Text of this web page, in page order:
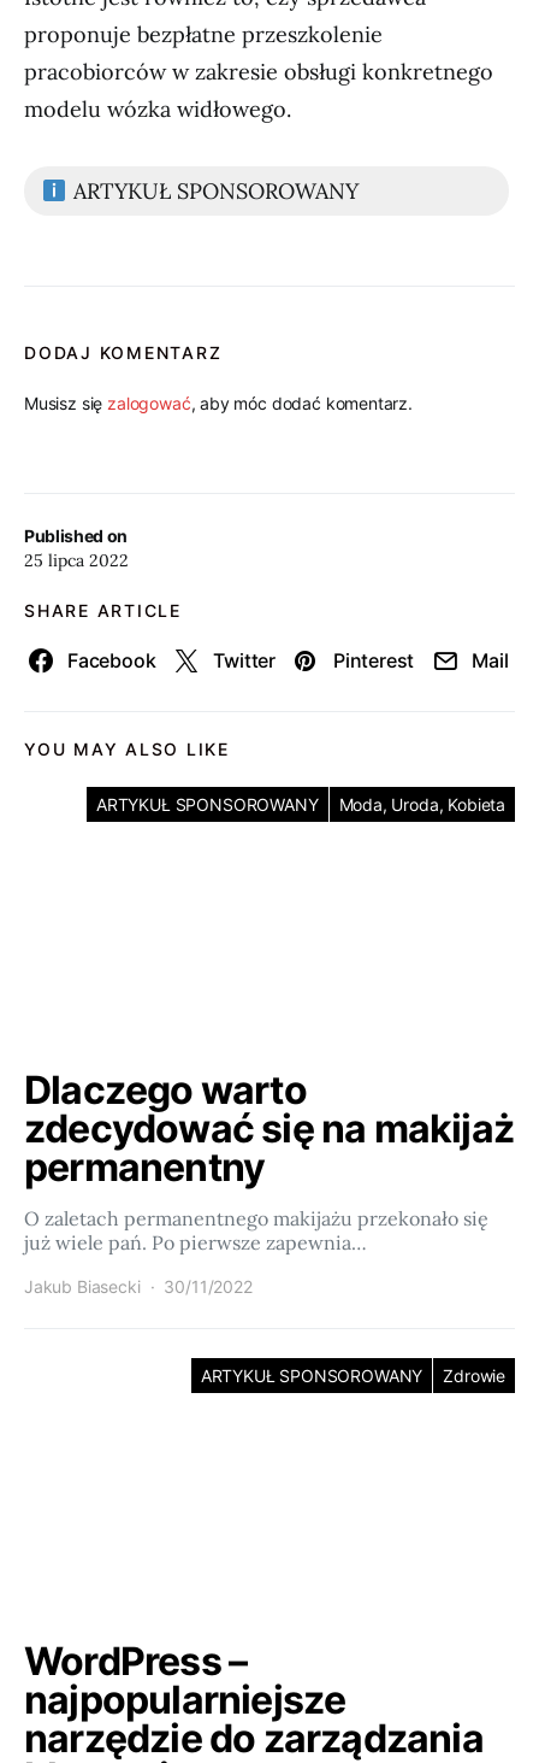
Published on
25 lipca 2022
SHARE ARTICLE
Facebook Twitter Pinterest Mail
proponuje bezpłatne przeszkolenie
pracobiorców w zakresie obsługi konkretnego
modelu wózka widłowego.
ARTYKUŁ SPONSOROWANY
DODAJ KOMENTARZ
Musisz się zalogować, aby móc dodać komentarz.
YOU MAY ALSO LIKE
ARTYKUŁ SPONSOROWANY Moda, Uroda, Kobieta
Dlaczego warto
zdecydować się na makijaż
permanentny
O zaletach permanentnego makijażu przekonało się
już wiele pań. Po pierwsze zapewnia…
Jakub Biasecki 30/11/2022
ARTYKUŁ SPONSOROWANY Zdrowie
WordPress –
najpopularniejsze
narzędzie do zarządzania